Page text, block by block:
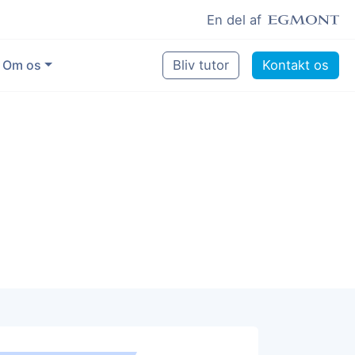
En del af
Om os Bliv tutor Kontakt os